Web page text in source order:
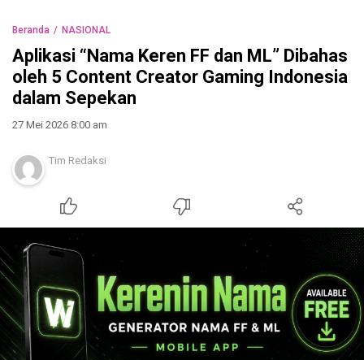
Beranda NASIONAL
Aplikasi “Nama Keren FF dan ML” Dibahas
oleh 5 Content Creator Gaming Indonesia
dalam Sepekan
27 Mei 2026 8:00 am
Tim Redaksi